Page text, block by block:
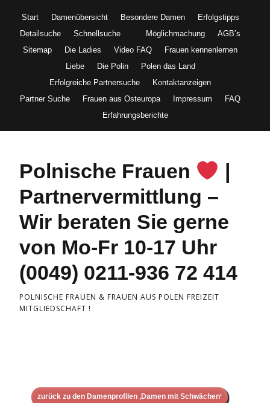
Start Damenübersicht Besondere Damen
Erfolgstipps
Detailsuche
Schnellsuche Möglichmachung
AGB’s
Sitemap
Die Ladies Video FAQ
Frauen kennenlernen
Liebe
Die Polin
Polen das Land
Erfolgreiche Partnersuche
Kontaktanzeigen
Partner Suche
Frauen aus Osteuropa Impressum
FAQ
Erfahrungsberichte
Polnische Frauen
|
Partnervermittlung –
Wir beraten Sie gerne
von Mo-Fr 10-17 Uhr
(0049) 0211-936 72 414
POLNISCHE FRAUEN & FRAUEN AUS POLEN FREIZEIT
MITGLIEDSCHAFT !
zurück zu den Damenprofilen ‚Damen mit Schwächen‘